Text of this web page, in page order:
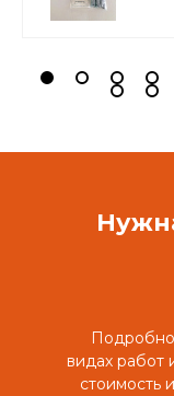
видах работ
стоимость